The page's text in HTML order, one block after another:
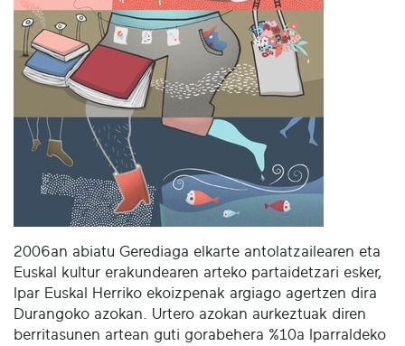
2006an abiatu Gerediaga elkarte antolatzailearen eta
Euskal kultur erakundearen arteko partaidetzari esker,
Ipar Euskal Herriko ekoizpenak argiago agertzen dira
Durangoko azokan. Urtero azokan aurkeztuak diren
berritasunen artean guti gorabehera %10a Iparraldeko